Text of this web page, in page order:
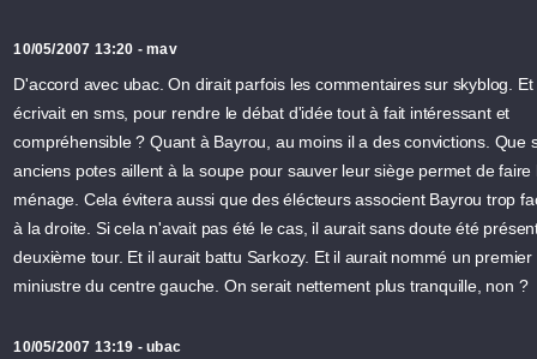
10/05/2007 13:20 - mav
D'accord avec ubac. On dirait parfois les commentaires sur skyblog. Et
écrivait en sms, pour rendre le débat d'idée tout à fait intéressant et
compréhensible ? Quant à Bayrou, au moins il a des convictions. Que
anciens potes aillent à la soupe pour sauver leur siège permet de faire
ménage. Cela évitera aussi que des élécteurs associent Bayrou trop
à la droite. Si cela n'avait pas été le cas, il aurait sans doute été
deuxième tour. Et il aurait battu Sarkozy. Et il aurait nommé un premier
miniustre du centre gauche. On serait nettement plus tranquille, non ?
10/05/2007 13:19 - ubac